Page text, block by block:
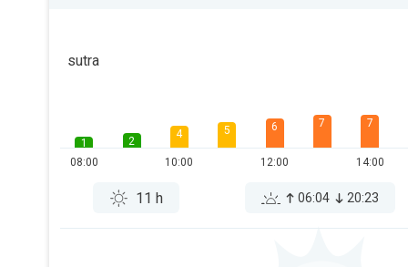
sutra
1
08:00
2
4
10:00
5 6
12:00
7 7
14:00
11 h 06:04 20:23